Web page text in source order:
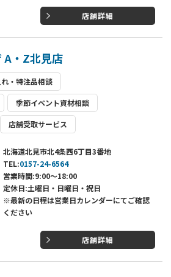
店舗詳細
A・Z北見店
・特注品相談
季節イベント資材相談
店舗受取サービス
北海道北見市北4条西6丁目3番地
TEL:0157-24-6564
営業時間:9:00～18:00
定休日:土曜日・日曜日・祝日
※最新の日程は営業日カレンダーにてご確認
ください
店舗詳細